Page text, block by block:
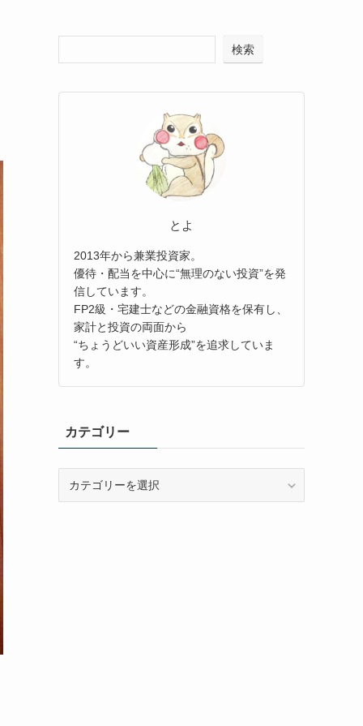
検索
とよ
2013年から兼業投資家。
優待・配当を中心に“無理のない投資”を発
信しています。
FP2級・宅建士などの金融資格を保有し、
家計と投資の両面から
“ちょうどいい資産形成”を追求していま
す。
カテゴリー